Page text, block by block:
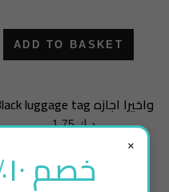
×
ADD TO BASKET
Black luggage tag واخيرا اجازه
د.ك1.75